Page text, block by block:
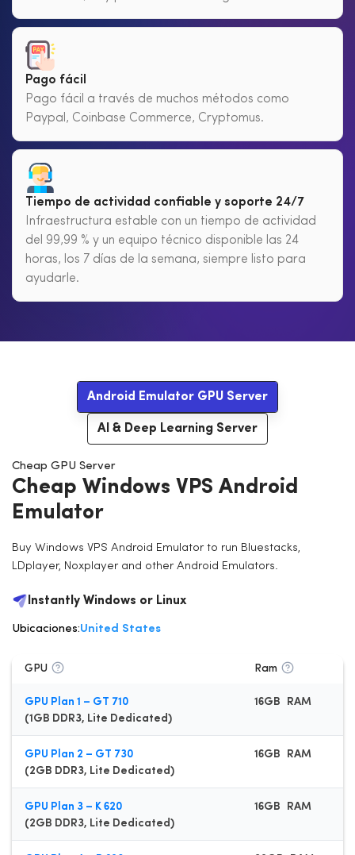
Pago fácil
Pago fácil a través de muchos métodos como
Paypal, Coinbase Commerce, Cryptomus.
Tiempo de actividad confiable y soporte 24/7
Infraestructura estable con un tiempo de actividad
del 99,99 % y un equipo técnico disponible las 24
horas, los 7 días de la semana, siempre listo para
ayudarle.
Android Emulator GPU Server
AI & Deep Learning Server
Cheap GPU Server
Cheap Windows VPS Android
Emulator
Buy Windows VPS Android Emulator to run Bluestacks,
LDplayer, Noxplayer and other Android Emulators.
Instantly Windows or Linux
Ubicaciones:United States
GPU Ram
GPU Plan 1 – GT 710
(1GB DDR3, Lite Dedicated)
16GB RAM
GPU Plan 2 – GT 730
(2GB DDR3, Lite Dedicated)
16GB RAM
GPU Plan 3 – K 620
(2GB DDR3, Lite Dedicated)
16GB RAM